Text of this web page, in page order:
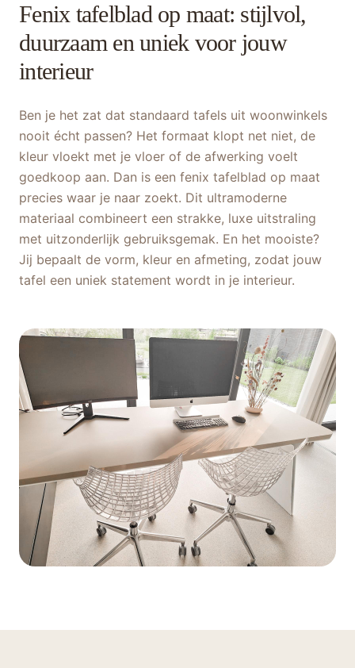
Fenix tafelblad op maat: stijlvol,
duurzaam en uniek voor jouw
interieur
Ben je het zat dat standaard tafels uit woonwinkels
nooit écht passen? Het formaat klopt net niet, de
kleur vloekt met je vloer of de afwerking voelt
goedkoop aan. Dan is een fenix tafelblad op maat
precies waar je naar zoekt. Dit ultramoderne
materiaal combineert een strakke, luxe uitstraling
met uitzonderlijk gebruiksgemak. En het mooiste?
Jij bepaalt de vorm, kleur en afmeting, zodat jouw
tafel een uniek statement wordt in je interieur.